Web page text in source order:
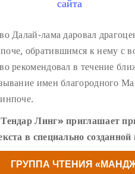
Далай-лама даровал
обратившимся к нему с
рекомендовал в течение
имен благородного
Линг» приглашает
в специально
ГРУППА ЧТЕНИЯ